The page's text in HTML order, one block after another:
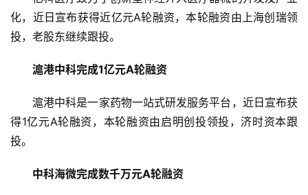
化，近日宣布获得近亿元A轮融资，本轮融资由上海创瑞领
投，老股东继续跟投。
滬港中科完成1亿元A轮融资
滬港中科是一家药物一站式研发服务平台，近日宣布获
得1亿元A轮融资，本轮融资由启明创投领投，济时资本跟
投。
中科海微完成数千万元A轮融资